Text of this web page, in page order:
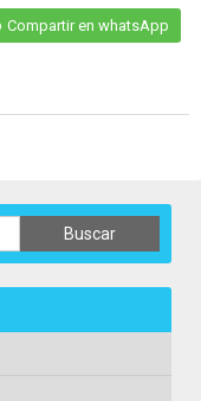
Compartir en whatsApp